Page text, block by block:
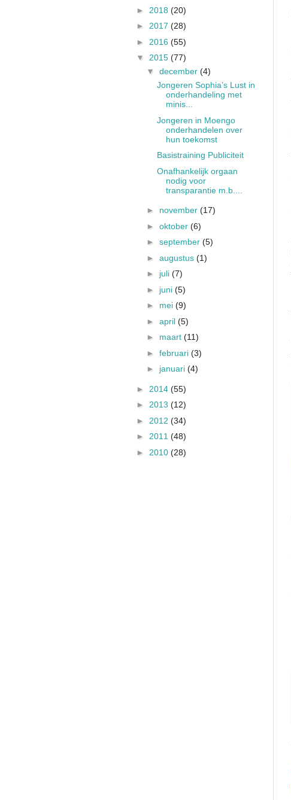
► 2018 (20)
► 2017 (28)
► 2016 (55)
▼ 2015 (77)
▼ december (4)
Jongeren Sophia’s Lust in
onderhandeling met
minis...
Jongeren in Moengo
onderhandelen over
hun toekomst
Basistraining Publiciteit
Onafhankelijk orgaan
nodig voor
transparantie m.b....
► november (17)
► oktober (6)
► september (5)
► augustus (1)
► juli (7)
► juni (5)
► mei (9)
► april (5)
► maart (11)
► februari (3)
► januari (4)
► 2014 (55)
► 2013 (12)
► 2012 (34)
► 2011 (48)
► 2010 (28)